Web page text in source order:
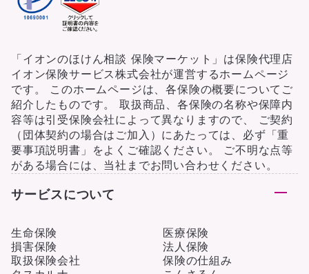
「イオンのほけん相談 保険マーケット」は保険代理店
イオン保険サービス株式会社が運営するホームページ
です。 このホームページは、各保険の概要についてご
紹介したものです。 取扱商品、各保険の名称や保障内
容等は引受保険会社によって異なりますので、 ご契約
（団体契約の場合はご加入）にあたっては、必ず「重
要事項説明書」をよくご確認ください。 ご不明な点等
がある場合には、当社までお問い合わせください。
サービスについて
生命保険
医療保険
損害保険
法人保険
取扱保険会社
保険の仕組み